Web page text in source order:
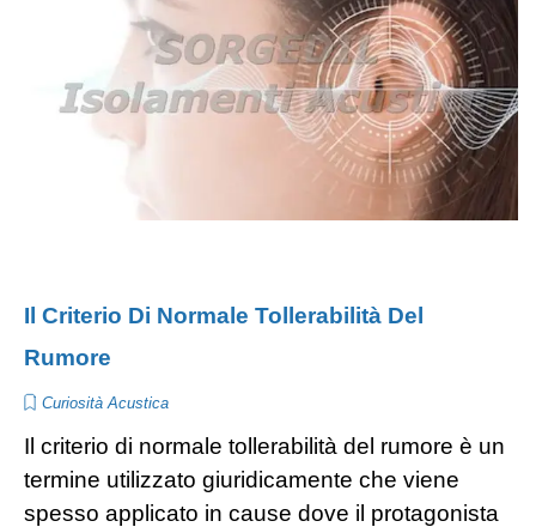
Il Criterio Di Normale Tollerabilità Del
Rumore
Curiosità Acustica
Il criterio di normale tollerabilità del rumore è un
termine utilizzato giuridicamente che viene
spesso applicato in cause dove il protagonista